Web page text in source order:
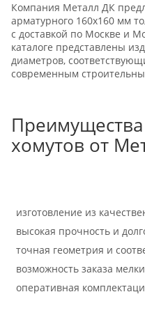
Компания Металл ДК
арматурного 160х160 мм
с доставкой по Москве и
каталоге представлены
диаметров,
современным
хомутов от
изготовление из
высокая прочность и
точная геометрия и
возможность заказа
оперативная